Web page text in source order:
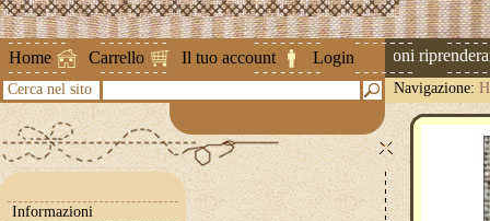
Home Carrello Il tuo account Login
Attenzione ! Le spedizioni
Cerca nel sito Navigazione:
Informazioni